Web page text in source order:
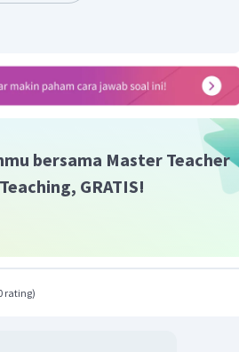
bersama Master Teacher
GRATIS!
rating)